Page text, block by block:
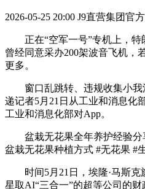
2026-05-25 20:00 J9直营集团官
正在“空军一号”专机上，特
曾经同意采办200架波音飞机，
更多。
窗口乱跳转、违规收集小我
递记者5月21日从工业和消息化
工业和消息化部对App。
盆栽无花果全年养护经验分
盆栽无花果种植方式 #无花果 #
时间5月21日，埃隆·马斯克
星取AI“三合一”的超等公司的财